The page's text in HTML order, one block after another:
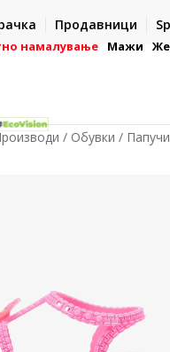
Продавници
во готово или со
намалување Мажи
Обувки